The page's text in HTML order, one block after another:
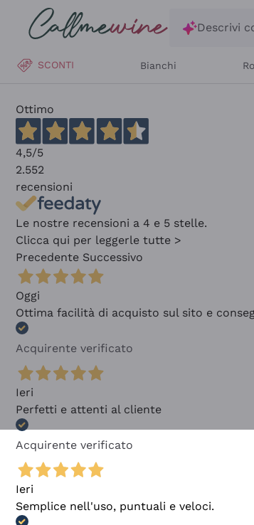
Salta al contenuto principale
Descrivi
SCONTI Bianchi
Ottimo
4,5/5
2.552
recensioni
Le nostre recensioni a 4 e 5 stelle.
Clicca qui per leggerle tutte >
Precedente Successivo
Oggi
Ottima facilità di acquisto sul sito e
Acquirente verificato
Ieri
Perfetti e attenti al cliente
Acquirente verificato
Ieri
Semplice nell'uso, puntuali e veloci.